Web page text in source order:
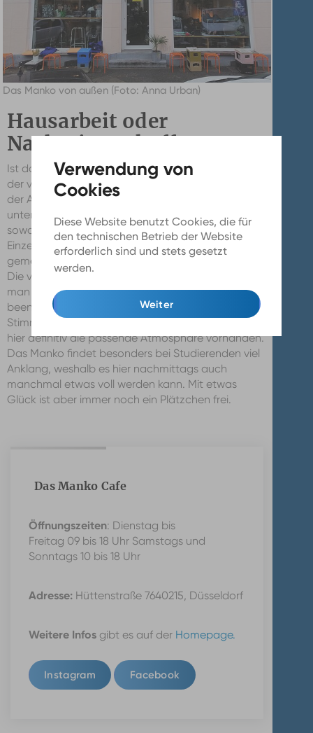
Diese Website benutzt Cookies, die für
den technischen Betrieb der Website
erforderlich sind und stets gesetzt
werden.
Weiter
Das Manko von außen (Foto: Anna Urban)
Hausarbeit oder
Nachmittagskaffee
Ist das Getränk bestellt, kann man sich an einem
der vielen Tische einen Sitzplatz suchen und mit
der Arbeit beginnen. Durch die
unterschiedlichen Sitzmöglichkeiten kann man hier
sowohl gemütlich auf dem Sofa, allein am
Einzeltisch, aber auch als Gruppe an einem
gemeinsamen Tisch lernen, schreiben und arbeiten.
Die vielen Steckdosen garantieren außerdem, dass
man seine Arbeit nicht wegen eines leeren Akkus
beenden muss. Es herrscht eine vorwiegend ruhige
Stimmung, aber auch für ein nettes Gespräch ist
hier definitiv die passende Atmosphäre vorhanden.
Das Manko findet besonders bei Studierenden viel
Anklang, weshalb es hier nachmittags auch
manchmal etwas voll werden kann. Mit etwas
Glück ist aber immer noch ein Plätzchen frei.
Das Manko Cafe
Öffnungszeiten: Dienstag bis
Freitag 09 bis 18 Uhr Samstags und
Sonntags 10 bis 18 Uhr
Adresse:Hüttenstraße 7640215, Düsseldorf
Weitere Infos gibt es auf derHomepage.
Instagram Facebook